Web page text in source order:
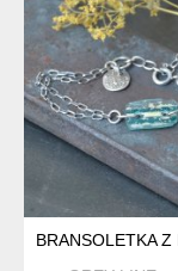
BRANSOLETKA